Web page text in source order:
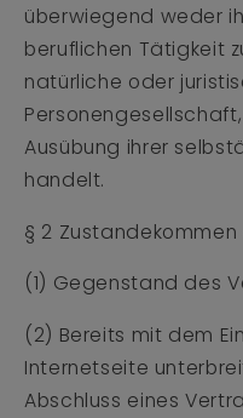
überwiegend weder
beruflichen Tätigkeit
natürliche oder
Ausübung ihrer
handelt.
§ 2
(1) Gegenstand des
(2) Bereits mit dem
Internetseite
Abschluss eines